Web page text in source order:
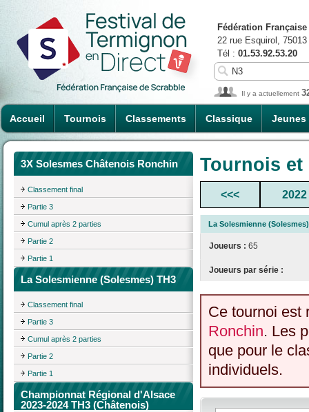
Accueil Tournois Classements Classique Jeunes
Fédération
22 rue Esquirol,
Tél : 01.53.92.53.20
Il y a actuellement
3X Solesmes Châtenois Ronchin
Classement final
Partie 3
Cumul après 2 parties
Partie 2
Partie 1
La Solesmienne (Solesmes) TH3
Classement final
Partie 3
Cumul après 2 parties
Partie 2
Partie 1
Championnat Régional d'Alsace
2023-2024 TH3 (Châtenois)
Tournois
<<< 2022
La Solesmienne
Joueurs : 65
Joueurs par série :
Ce tournoi est
Ronchin. Les
que pour le
individuels.